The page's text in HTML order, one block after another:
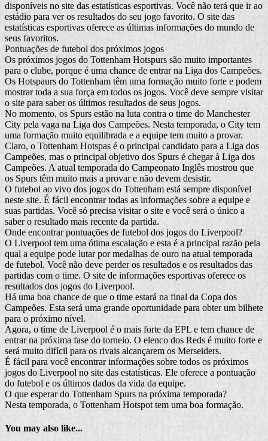
disponíveis no site das estatísticas esportivas. Você não terá que ir ao
estádio para ver os resultados do seu jogo favorito. O site das
estatísticas esportivas oferece as últimas informações do mundo de
seus favoritos.
Pontuações de futebol dos próximos jogos
Os próximos jogos do Tottenham Hotspurs são muito importantes
para o clube, porque é uma chance de entrar na Liga dos Campeões.
Os Hotspaurs do Tottenham têm uma formação muito forte e podem
mostrar toda a sua força em todos os jogos. Você deve sempre visitar
o site para saber os últimos resultados de seus jogos.
No momento, os Spurs estão na luta contra o time do Manchester
City pela vaga na Liga dos Campeões. Nesta temporada, o City tem
uma formação muito equilibrada e a equipe tem muito a provar.
Claro, o Tottenham Hotspas é o principal candidato para a Liga dos
Campeões, mas o principal objetivo dos Spurs é chegar à Liga dos
Campeões. A atual temporada do Campeonato Inglês mostrou que
os Spurs têm muito mais a provar e não devem desistir.
O futebol ao vivo dos jogos do Tottenham está sempre disponível
neste site. É fácil encontrar todas as informações sobre a equipe e
suas partidas. Você só precisa visitar o site e você será o único a
saber o resultado mais recente da partida.
Onde encontrar pontuações de futebol dos jogos do Liverpool?
O Liverpool tem uma ótima escalação e esta é a principal razão pela
qual a equipe pode lutar por medalhas de ouro na atual temporada
de futebol. Você não deve perder os resultados e os resultados das
partidas com o time. O site de informações esportivas oferece os
resultados dos jogos do Liverpool.
Há uma boa chance de que o time estará na final da Copa dos
Campeões. Esta será uma grande oportunidade para obter um bilhete
para o próximo nível.
Agora, o time de Liverpool é o mais forte da EPL e tem chance de
entrar na próxima fase do torneio. O elenco dos Reds é muito forte e
será muito difícil para os rivais alcançarem os Merseiders.
É fácil para você encontrar informações sobre todos os próximos
jogos do Liverpool no site das estatísticas. Ele oferece a pontuação
do futebol e os últimos dados da vida da equipe.
O que esperar do Tottenham Spurs na próxima temporada?
Nesta temporada, o Tottenham Hotspot tem uma boa formação.
You may also like...